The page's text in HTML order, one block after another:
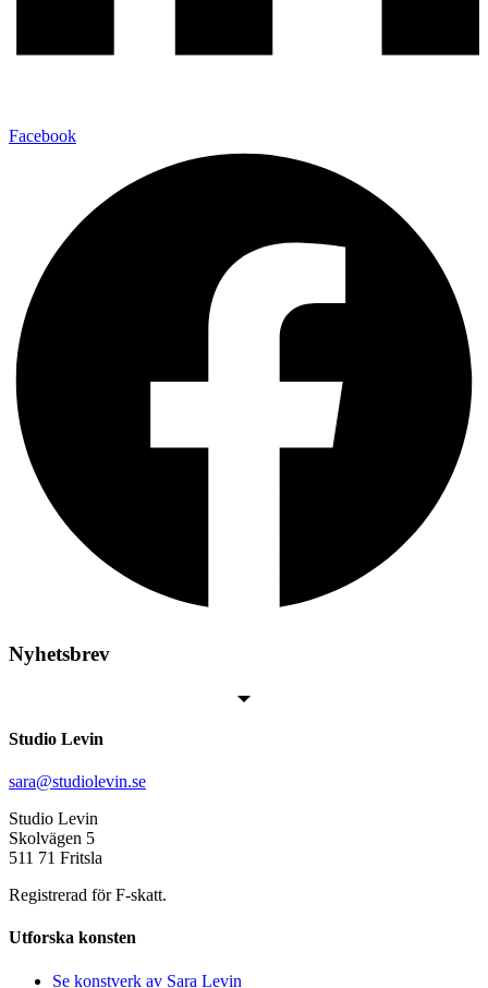
Facebook
Nyhetsbrev
Studio Levin
sara@studiolevin.se
Studio Levin
Skolvägen 5
511 71 Fritsla
Registrerad för F-skatt.
Utforska konsten
Se konstverk av Sara Levin